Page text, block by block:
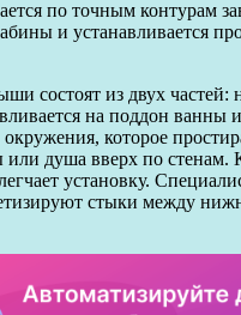
по точным контурам
и устанавливается
состоят из двух частей:
на поддон ванны
которое
душа вверх по стенам.
установку.
стыки между